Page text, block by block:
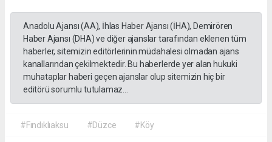
Anadolu Ajansı (AA), İhlas Haber Ajansı (İHA), Demirören
Haber Ajansı (DHA) ve diğer ajanslar tarafından eklenen tüm
haberler, sitemizin editörlerinin müdahalesi olmadan ajans
kanallarından çekilmektedir. Bu haberlerde yer alan hukuki
muhataplar haberi geçen ajanslar olup sitemizin hiç bir
editörü sorumlu tutulamaz...
#Fındıklıaksu #Düzce #Köy